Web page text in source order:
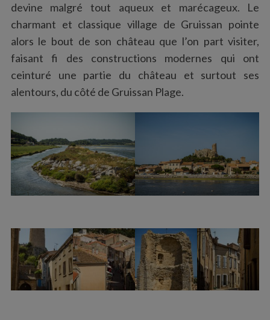
devine malgré tout aqueux et marécageux. Le
charmant et classique village de Gruissan pointe
alors le bout de son château que l’on part visiter,
faisant fi des constructions modernes qui ont
ceinturé une partie du château et surtout ses
alentours, du côté de Gruissan Plage.